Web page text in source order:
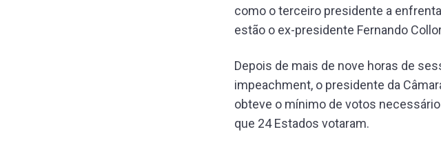
como o terceiro presidente a
estão o ex-presidente Fernando
Depois de mais de nove horas de
impeachment, o presidente da
obteve o mínimo de votos
que 24 Estados votaram.